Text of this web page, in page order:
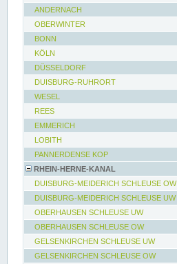
ANDERNACH
OBERWINTER
BONN
KÖLN
DÜSSELDORF
DUISBURG-RUHRORT
WESEL
REES
EMMERICH
LOBITH
PANNERDENSE KOP
RHEIN-HERNE-KANAL
DUISBURG-MEIDERICH SCHLEUSE OW
DUISBURG-MEIDERICH SCHLEUSE UW
OBERHAUSEN SCHLEUSE UW
OBERHAUSEN SCHLEUSE OW
GELSENKIRCHEN SCHLEUSE UW
GELSENKIRCHEN SCHLEUSE OW